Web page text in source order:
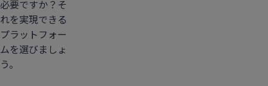
必要ですか？そ
れを実現できる
プラットフォー
ムを選びましょ
う。